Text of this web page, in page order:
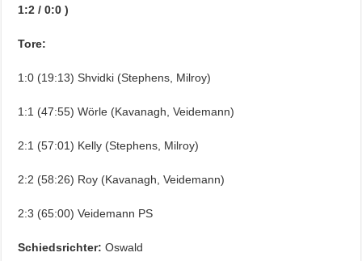
1:2 / 0:0 )
Tore:
1:0 (19:13) Shvidki (Stephens, Milroy)
1:1 (47:55) Wörle (Kavanagh, Veidemann)
2:1 (57:01) Kelly (Stephens, Milroy)
2:2 (58:26) Roy (Kavanagh, Veidemann)
2:3 (65:00) Veidemann PS
Schiedsrichter: Oswald